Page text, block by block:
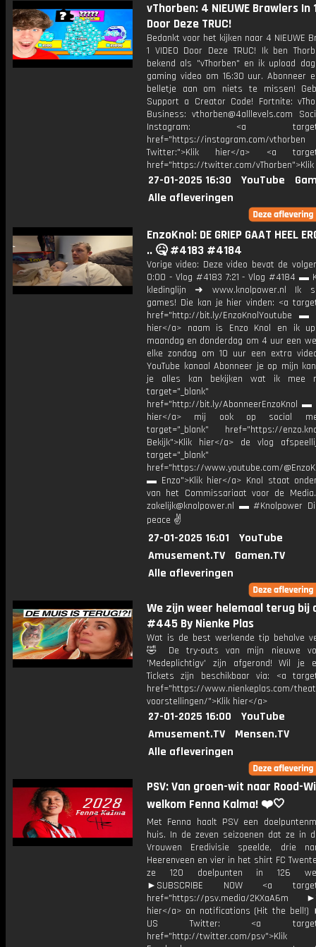
vThorben: 4 NIEUWE Brawlers In 1
Door Deze TRUC!
Bedankt voor het kijken naar 4 NIEUWE
1 VIDEO Door Deze TRUC! Ik ben
bekend als "vThorben" en ik upload
gaming video om 16:30 uur. Abonneer
belletje aan om niets te missen!
Support a Creator Code! Fortnite:
Business: vthorben@4alllevels.com
Instagram: <a
href="https://instagram.com/vthorben
Twitter:">Klik hier</a> <a
href="https://twitter.com/
27-01-2025 16:30 YouTube
Alle afleveringen
EnzoKnol: DE GRIEP GAAT HEEL
.. 🤒 #4183 #4184
Vorige video: Deze video bevat de
0:00 - Vlog #4183 7:21 - Vlog #4184 ▬
kledinglijn ➜ www.knolpower.nl Ik
games! Die kan je hier vinden: <a
href="http://bit.ly/EnzoKnolYoutube ▬
hier</a> naam is Enzo Knol en ik
maandag en donderdag om 4 uur een
elke zondag om 10 uur een extra
YouTube kanaal Abonneer je op mijn
je alles kan bekijken wat ik mee
target="_blank"
href="http://bit.ly/AbonneerEnzoKnol ▬
hier</a> mij ook op social
target="_blank" href="https://
Bekijk">Klik hier</a> de vlog
target="_blank"
href="https://www.youtube.com/
▬ Enzo">Klik hier</a> Knol staat
van het Commissariaat voor de
zakelijk@knolpower.nl ▬ #Knolpower
peace ✌
27-01-2025 16:01
YouTube
Amusement.TV
Gamen.TV
Alle afleveringen
We zijn weer helemaal terug bij
#445 By Nienke Plas
Wat is de best werkende tip behalve
🤣 De try-outs van mijn nieuwe
'Medeplichtigv' zijn afgerond! Wil je
Tickets zijn beschikbaar via: <a
href="https://www.nienkeplas.com/
voorstellingen/">Klik hier</a>
27-01-2025 16:00
YouTube
Amusement.TV
Mensen.TV
Alle afleveringen
PSV: Van groen-wit naar Rood-
welkom Fenna Kalma! ❤️🤍
Met Fenna haalt PSV een
huis. In de zeven seizoenen dat ze in
Vrouwen Eredivisie speelde, drie
Heerenveen en vier in het shirt FC
ze 120 doelpunten in 126
►SUBSCRIBE NOW <a
href="https://psv.media/2KXaA6m
hier</a> on notifications (Hit the bell!)
US Twitter: <a
href="http://twitter.com/psv">Klik